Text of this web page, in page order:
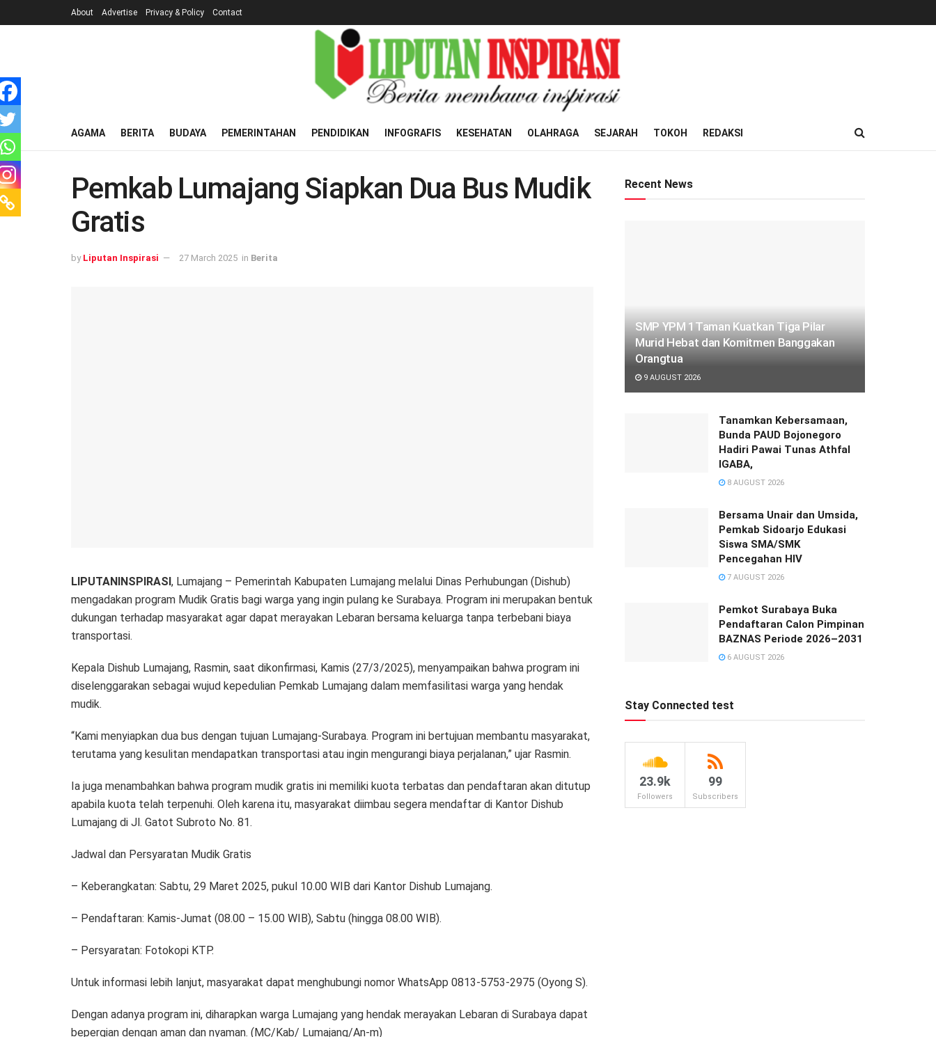
About Advertise Privacy & Policy Contact
AGAMA BERITA BUDAYA PEMERINTAHAN PENDIDIKAN INFOGRAFIS KESEHATAN OLAHRAGA SEJARAH TOKOH REDAKSI
Pemkab Lumajang Siapkan Dua Bus Mudik
Gratis
by Liputan Inspirasi 27 March 2025 in Berita
LIPUTANINSPIRASI, Lumajang – Pemerintah Kabupaten Lumajang melalui Dinas Perhubungan (Dishub)
mengadakan program Mudik Gratis bagi warga yang ingin pulang ke Surabaya. Program ini merupakan bentuk
dukungan terhadap masyarakat agar dapat merayakan Lebaran bersama keluarga tanpa terbebani biaya
transportasi.
Kepala Dishub Lumajang, Rasmin, saat dikonfirmasi, Kamis (27/3/2025), menyampaikan bahwa program ini
diselenggarakan sebagai wujud kepedulian Pemkab Lumajang dalam memfasilitasi warga yang hendak
mudik.
“Kami menyiapkan dua bus dengan tujuan Lumajang-Surabaya. Program ini bertujuan membantu masyarakat,
terutama yang kesulitan mendapatkan transportasi atau ingin mengurangi biaya perjalanan,” ujar Rasmin.
Ia juga menambahkan bahwa program mudik gratis ini memiliki kuota terbatas dan pendaftaran akan ditutup
apabila kuota telah terpenuhi. Oleh karena itu, masyarakat diimbau segera mendaftar di Kantor Dishub
Lumajang di Jl. Gatot Subroto No. 81.
Jadwal dan Persyaratan Mudik Gratis
– Keberangkatan: Sabtu, 29 Maret 2025, pukul 10.00 WIB dari Kantor Dishub Lumajang.
– Pendaftaran: Kamis-Jumat (08.00 – 15.00 WIB), Sabtu (hingga 08.00 WIB).
– Persyaratan: Fotokopi KTP.
Untuk informasi lebih lanjut, masyarakat dapat menghubungi nomor WhatsApp 0813-5753-2975 (Oyong S).
Dengan adanya program ini, diharapkan warga Lumajang yang hendak merayakan Lebaran di Surabaya dapat
bepergian dengan aman dan nyaman. (MC/Kab/ Lumajang/An-m)
Recent News
SMP YPM 1Taman Kuatkan Tiga Pilar
Murid Hebat dan Komitmen Banggakan
Orangtua
9 AUGUST 2026
Tanamkan Kebersamaan,
Bunda PAUD Bojonegoro
Hadiri Pawai Tunas Athfal
IGABA,
8 AUGUST 2026
Bersama Unair dan Umsida,
Pemkab Sidoarjo Edukasi
Siswa SMA/SMK
Pencegahan HIV
7 AUGUST 2026
Pemkot Surabaya Buka
Pendaftaran Calon Pimpinan
BAZNAS Periode 2026–2031
6 AUGUST 2026
Stay Connected test
23.9k
Followers
99
Subscribers